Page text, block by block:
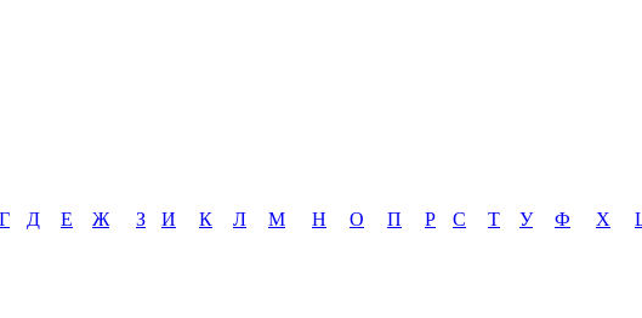
Г Д Е Ж З И К Л М Н О П Р С Т У Ф Х